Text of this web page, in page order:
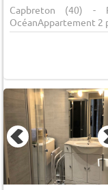
Capbreton (40) -
OcéanAppartement 2